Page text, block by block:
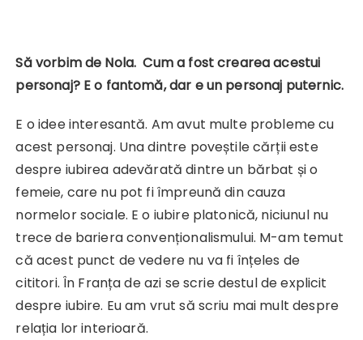
Să vorbim de Nola. Cum a fost crearea acestui
personaj? E o fantomă, dar e un personaj puternic.
E o idee interesantă. Am avut multe probleme cu
acest personaj. Una dintre poveștile cărții este
despre iubirea adevărată dintre un bărbat și o
femeie, care nu pot fi împreună din cauza
normelor sociale. E o iubire platonică, niciunul nu
trece de bariera convenționalismului. M-am temut
că acest punct de vedere nu va fi înțeles de
cititori. În Franța de azi se scrie destul de explicit
despre iubire. Eu am vrut să scriu mai mult despre
relația lor interioară.